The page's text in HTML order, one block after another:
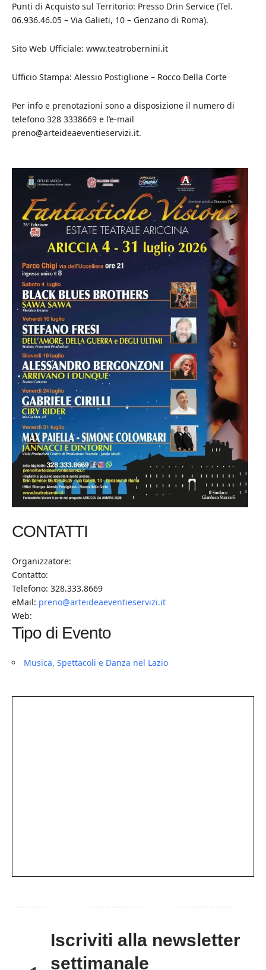
Punti di Acquisto sul Territorio: Presso Drin Service (Tel.
06.936.46.05 – Via Galieti, 10 – Genzano di Roma).
Sito Web Ufficiale: www.teatrobernini.it
Ufficio Stampa: Alessio Postiglione – Rocco Della Corte
Per info e prenotazioni sono a disposizione il numero di
telefono 328 3338669 e l’e-mail
preno@arteideaeventieservizi.it.
CONTATTI
Organizzatore:
Contatto:
Telefono: 328.333.8669
eMail: preno@arteideaeventieservizi.it
Web:
Tipo di Evento
Musica, Spettacoli e Danza nel Lazio
Iscriviti alla newsletter
settimanale